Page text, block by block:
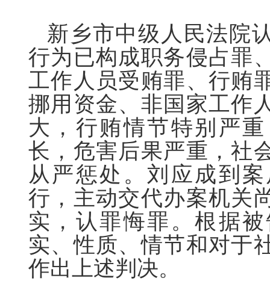
新乡市中级人民法院
行为已构成职务侵占罪
工作人员受贿罪、行贿
挪用资金、非国家工作
大，行贿情节特别严
长，危害后果严重，社
从严惩处。刘应成到
行，主动交代办案机关
实，认罪悔罪。根据
实、性质、情节和对于
作出上述判决。